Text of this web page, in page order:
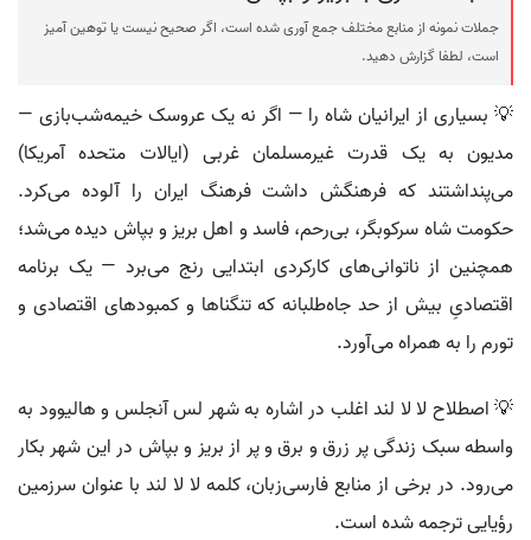
جملات نمونه از منابع مختلف جمع آوری شده است، اگر صحیح نیست یا توهین آمیز
است، لطفا گزارش دهید.
💡 بسیاری از ایرانیان شاه را — اگر نه یک عروسک خیمه‌شب‌بازی —
مدیون به یک قدرت غیرمسلمان غربی (ایالات متحده آمریکا)
می‌پنداشتند که فرهنگش داشت فرهنگ ایران را آلوده می‌کرد.
حکومت شاه سرکوبگر، بی‌رحم، فاسد و اهل بریز و بپاش دیده می‌شد؛
همچنین از ناتوانی‌های کارکردی ابتدایی رنج می‌برد — یک برنامه
اقتصادیِ بیش از حد جاه‌طلبانه که تنگناها و کمبودهای اقتصادی و
تورم را به همراه می‌آورد.
💡 اصطلاح لا لا لند اغلب در اشاره به شهر لس آنجلس و هالیوود به
واسطه سبک زندگی پر زرق و برق و پر از بریز و بپاش در این شهر بکار
می‌رود. در برخی از منابع فارسی‌زبان، کلمه لا لا لند با عنوان سرزمین
رؤیایی ترجمه شده است.